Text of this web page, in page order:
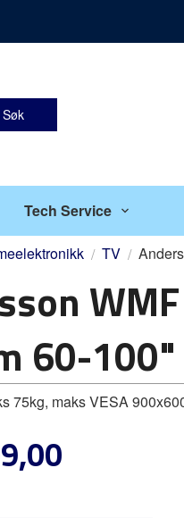
Søk
Tech Service
TV
60-100"
75kg, maks VESA